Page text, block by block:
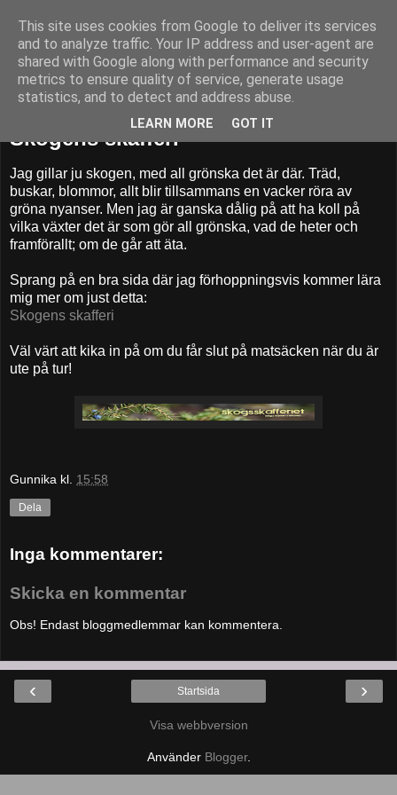
52adventures
Skogens skafferi
Jag gillar ju skogen, med all grönska det är där. Träd,
buskar, blommor, allt blir tillsammans en vacker röra av
gröna nyanser. Men jag är ganska dålig på att ha koll på
vilka växter det är som gör all grönska, vad de heter och
framförallt; om de går att äta.
Sprang på en bra sida där jag förhoppningsvis kommer lära
mig mer om just detta:
Skogens skafferi
Väl värt att kika in på om du får slut på matsäcken när du är
ute på tur!
Gunnika kl. 15:58
Dela
Inga kommentarer:
Skicka en kommentar
Obs! Endast bloggmedlemmar kan kommentera.
‹ ›
Startsida
Visa webbversion
Använder Blogger.
This site uses cookies from Google to deliver its services
and to analyze traffic. Your IP address and user-agent are
shared with Google along with performance and security
metrics to ensure quality of service, generate usage
statistics, and to detect and address abuse.
LEARN MORE GOT IT